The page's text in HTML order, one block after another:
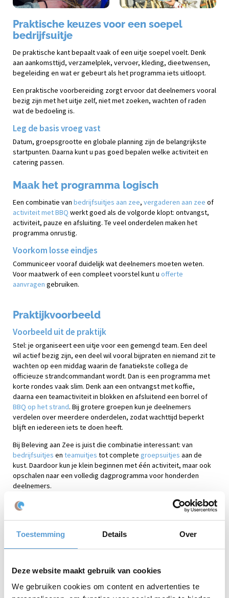
Toestemming Details Over
Deze website maakt gebruik van cookies
We gebruiken cookies om content en advertenties te
Praktische keuzes voor een soepel
bedrijfsuitje
De praktische kant bepaalt vaak of een uitje soepel voelt. Denk
aan aankomsttijd, verzamelplek, vervoer, kleding, dieetwensen,
begeleiding en wat er gebeurt als het programma iets uitloopt.
Een praktische voorbereiding zorgt ervoor dat deelnemers vooral
bezig zijn met het uitje zelf, niet met zoeken, wachten of raden
wat de bedoeling is.
Leg de basis vroeg vast
Datum, groepsgrootte en globale planning zijn de belangrijkste
startpunten. Daarna kunt u pas goed bepalen welke activiteit en
catering passen.
Maak het programma logisch
Een combinatie van bedrijfsuitjes aan zee, vergaderen aan zee of
activiteit met BBQ werkt goed als de volgorde klopt: ontvangst,
activiteit, pauze en afsluiting. Te veel onderdelen maken het
programma onrustig.
Voorkom losse eindjes
Communiceer vooraf duidelijk wat deelnemers moeten weten.
Voor maatwerk of een compleet voorstel kunt u offerte
aanvragen gebruiken.
Praktijkvoorbeeld
Voorbeeld uit de praktijk
Stel: je organiseert een uitje voor een gemengd team. Een deel
wil actief bezig zijn, een deel wil vooral bijpraten en niemand zit te
wachten op een middag waarin de fanatiekste collega de
officieuze strandcommandant wordt. Dan is een programma met
korte rondes vaak slim. Denk aan een ontvangst met koffie,
daarna een teamactiviteit in blokken en afsluitend een borrel of
BBQ op het strand. Bij grotere groepen kun je deelnemers
verdelen over meerdere onderdelen, zodat wachttijd beperkt
blijft en iedereen iets te doen heeft.
Bij Beleving aan Zee is juist die combinatie interessant: van
bedrijfsuitjes en teamuitjes tot complete groepsuitjes aan de
kust. Daardoor kun je klein beginnen met één activiteit, maar ook
opschalen naar een volledig dagprogramma voor honderden
deelnemers.
Praktische tips voor dit bedrijfsuitje
Bepaal eerst het doel: ontspannen, samenwerken, vieren of
Maak het programma ruim genoeg; niemand wordt blij van
sprinten tussen ontvangst, spel en diner.
Vraag vooraf naar dieetwensen, mobiliteit en praktische